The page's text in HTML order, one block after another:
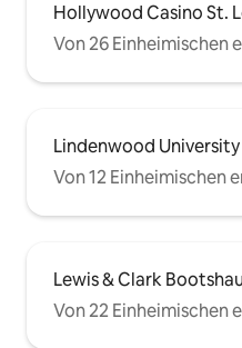
Hollywood Casino St.
Von 26 Einheimischen
Lindenwood University
Von 12 Einheimischen
Lewis & Clark
Von 22 Einheimischen